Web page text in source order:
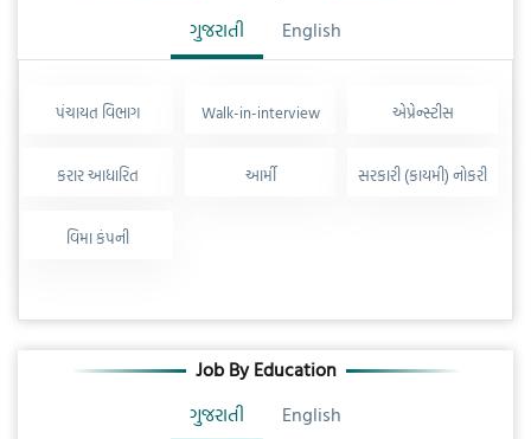
ગુજરાતી
English
પંચાયત વિભાગ Walk-in-interview એપ્રેન્સ્ટીસ
કરાર આધારિત આર્મી સરકારી (કાયમી) નોકરી
વિમા કંપની
Job By Education
ગુજરાતી
English